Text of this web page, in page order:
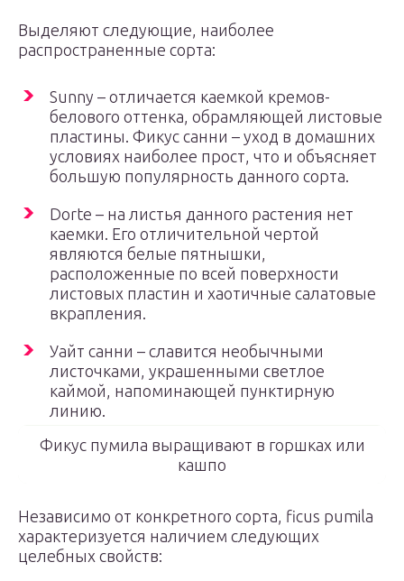
Выделяют следующие, наиболее
распространенные сорта:
Sunny – отличается каемкой кремов-
белового оттенка, обрамляющей листовые
пластины. Фикус санни – уход в домашних
условиях наиболее прост, что и объясняет
большую популярность данного сорта.
Dorte – на листья данного растения нет
каемки. Его отличительной чертой
являются белые пятнышки,
расположенные по всей поверхности
листовых пластин и хаотичные салатовые
вкрапления.
Уайт санни – славится необычными
листочками, украшенными светлое
каймой, напоминающей пунктирную
линию.
Фикус пумила выращивают в горшках или
кашпо
Независимо от конкретного сорта, ficus pumila
характеризуется наличием следующих
целебных свойств: